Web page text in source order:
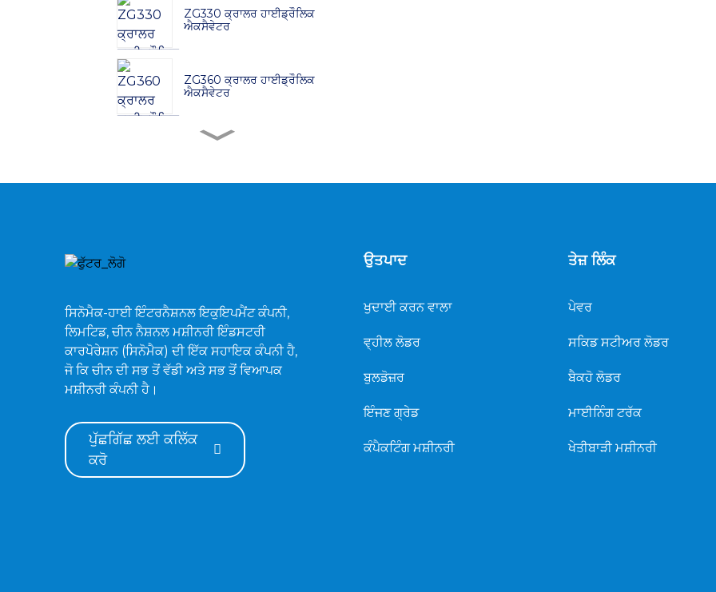
ZG330 ਕ੍ਰਾਲਰ ਹਾਈਡ੍ਰੌਲਿਕ
ਐਕਸੈਵੇਟਰ
ZG360 ਕ੍ਰਾਲਰ ਹਾਈਡ੍ਰੌਲਿਕ
ਐਕਸੈਵੇਟਰ
ZG520 ਕ੍ਰਾਲਰ ਹਾਈਡ੍ਰੌਲਿਕ
ਐਕਸੈਵੇਟਰ
ਸਿਨੋਮੈਕ-ਹਾਈ ਇੰਟਰਨੈਸ਼ਨਲ ਇਕੁਇਪਮੈਂਟ ਕੰਪਨੀ,
ਲਿਮਟਿਡ, ਚੀਨ ਨੈਸ਼ਨਲ ਮਸ਼ੀਨਰੀ ਇੰਡਸਟਰੀ
ਕਾਰਪੋਰੇਸ਼ਨ (ਸਿਨੋਮੈਕ) ਦੀ ਇੱਕ ਸਹਾਇਕ ਕੰਪਨੀ ਹੈ,
ਜੋ ਕਿ ਚੀਨ ਦੀ ਸਭ ਤੋਂ ਵੱਡੀ ਅਤੇ ਸਭ ਤੋਂ ਵਿਆਪਕ
ਮਸ਼ੀਨਰੀ ਕੰਪਨੀ ਹੈ।
ਪੁੱਛਗਿੱਛ ਲਈ ਕਲਿੱਕ
ਕਰੋ
ਉਤਪਾਦ
ਖੁਦਾਈ ਕਰਨ ਵਾਲਾ
ਵ੍ਹੀਲ ਲੋਡਰ
ਬੁਲਡੋਜ਼ਰ
ਇੰਜਣ ਗ੍ਰੇਡ
ਕੰਪੈਕਟਿੰਗ ਮਸ਼ੀਨਰੀ
ਤੇਜ਼ ਲਿੰਕ
ਪੇਵਰ
ਸਕਿਡ ਸਟੀਅਰ ਲੋਡਰ
ਬੈਕਹੋ ਲੋਡਰ
ਮਾਈਨਿੰਗ ਟਰੱਕ
ਖੇਤੀਬਾੜੀ ਮਸ਼ੀਨਰੀ